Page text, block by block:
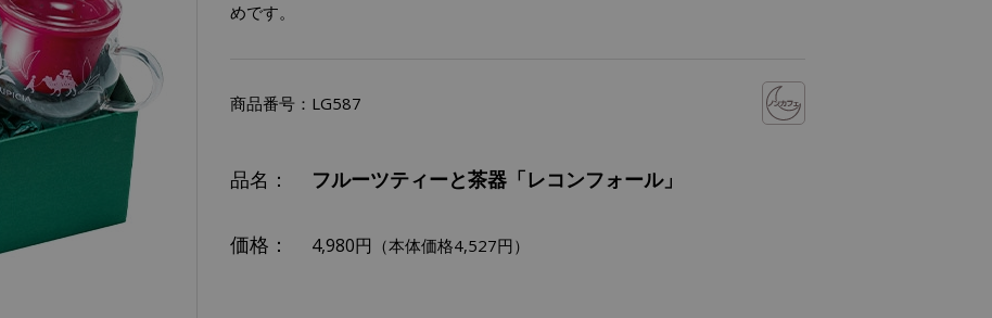
めです。
商品番号： LG587
品名： フルーツティーと茶器「レコンフォール」
価格： 4,980円 （本体価格4,527円）